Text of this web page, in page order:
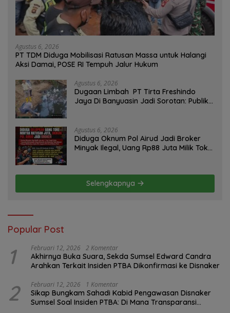
Agustus 6, 2026
PT TDM Diduga Mobilisasi Ratusan Massa untuk Halangi
Aksi Damai, POSE RI Tempuh Jalur Hukum
Agustus 6, 2026
Dugaan Limbah PT Tirta Freshindo
Jaya Di Banyuasin Jadi Sorotan: Publik
Agustus 6, 2026
Diduga Oknum Pol Airud Jadi Broker
Minyak Ilegal, Uang Rp88 Juta Milik Toke
Selengkapnya
Popular Post
1 Februari 12, 2026 2 Komentar
Akhirnya Buka Suara, Sekda Sumsel Edward Candra
Arahkan Terkait Insiden PTBA Dikonfirmasi ke Disnaker
2 Februari 12, 2026 1 Komentar
Sikap Bungkam Sahadi Kabid Pengawasan Disnaker
Sumsel Soal Insiden PTBA: Di Mana Transparansi